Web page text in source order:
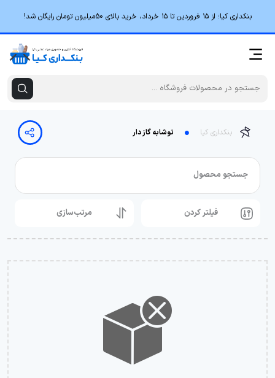
بنکداری کیا؛ از ۱۵ فروردین تا ۱۵ خرداد، خرید بالای 50میلیون تومان رایگان شد!
بنکداری کیا نوشابه گاز دار
جستجو محصول
فیلتر کردن مرتب‌سازی